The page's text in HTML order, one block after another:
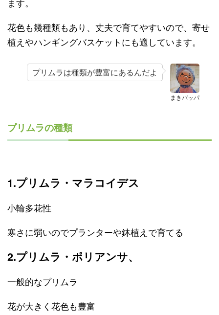
ます。
花色も幾種類もあり、丈夫で育てやすいので、寄せ
植えやハンギングバスケットにも適しています。
まきバッパ
プリムラは種類が豊富にあるんだよ
プリムラの種類
1.プリムラ・マラコイデス
小輪多花性
寒さに弱いのでプランターや鉢植えで育てる
2.プリムラ・ポリアンサ、
一般的なプリムラ
花が大きく花色も豊富